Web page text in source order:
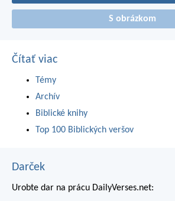
S obrázkom
Čítať viac
Témy
Archív
Biblické knihy
Top 100 Biblických veršov
Darček
Urobte dar na prácu DailyVerses.net: